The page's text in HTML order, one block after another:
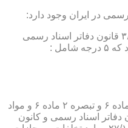
در ایران وجود دارد:
۱-مسئولیت انتظامی و اداری ماده ۳۸ قانون دفاتر اسناد رسمی
:
و طبق ماده ۲۹ آئین نامه های بند ۴ ماده ۶ و تبصره ۲ ماده ۶ و مواد
۲۰-۲۴-۲۸-۳۷ و ۵۳ قانون دفاتر اسناد رسمی و کانون